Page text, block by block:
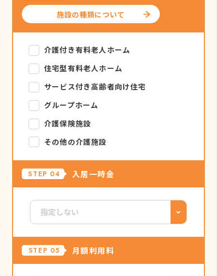
施設の種類について
介護付き有料老人ホーム
住宅型有料老人ホーム
サービス付き高齢者向け住宅
グループホーム
介護保険施設
その他の介護施設
STEP 04 入居一時金
STEP 05 月額利用料